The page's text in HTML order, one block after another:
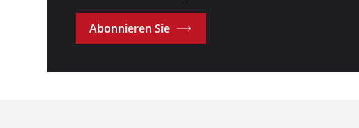
Abonnieren Sie